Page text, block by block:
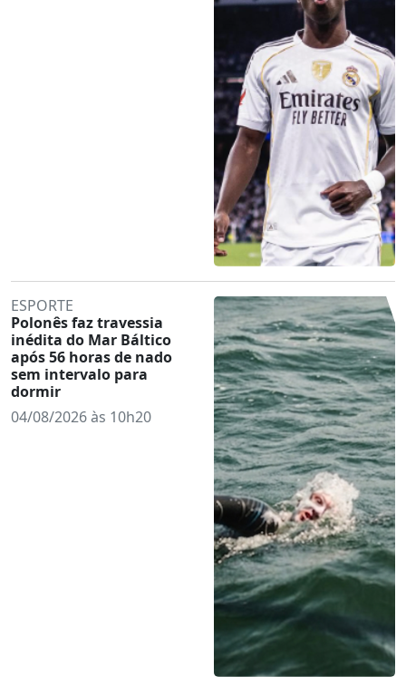
ESPORTE
Polonês faz travessia
inédita do Mar Báltico
após 56 horas de nado
sem intervalo para
dormir
04/08/2026 às 10h20